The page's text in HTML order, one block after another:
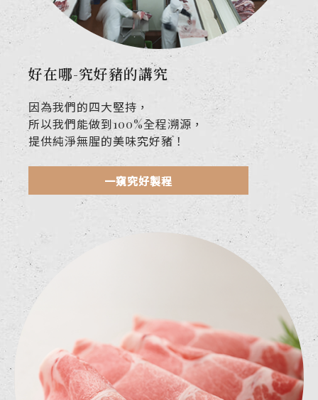
好在哪-究好豬的講究
因為我們的四大堅持，
所以我們能做到100%全程溯源，
提供純淨無腥的美味究好豬！
一窺究好製程